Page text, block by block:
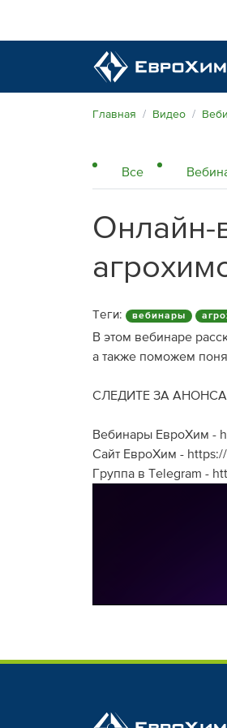
Наши удобрения
Качество от лидера рынка
Экологичность
Агроэкспертиза
Полевые опыты
Центр знаний
Главная Видео
Все
Онлайн-
Теги: вебинары
В этом вебинаре
а также поможем
СЛЕДИТЕ ЗА
Вебинары ЕвроХим -
Сайт ЕвроХим -
Группа в Telegram -